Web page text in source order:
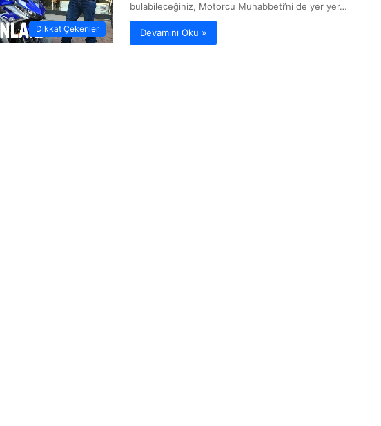
Dikkat Çekenler
bulabileceğiniz, Motorcu Muhabbeti’ni de yer yer…
Devamını Oku »